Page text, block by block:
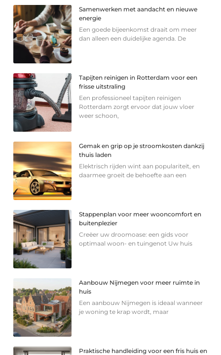
Samenwerken met aandacht en nieuwe
energie
Een goede bijeenkomst draait om meer
dan alleen een duidelijke agenda. De
Tapijten reinigen in Rotterdam voor een
frisse uitstraling
Een professioneel tapijten reinigen
Rotterdam zorgt ervoor dat jouw vloer
weer schoon,
Gemak en grip op je stroomkosten dankzij
thuis laden
Elektrisch rijden wint aan populariteit, en
daarmee groeit de behoefte aan een
Stappenplan voor meer wooncomfort en
buitenplezier
Creëer uw droomoase: een gids voor
optimaal woon- en tuingenot Uw huis
Aanbouw Nijmegen voor meer ruimte in
huis
Een aanbouw Nijmegen is ideaal wanneer
je woning te krap wordt, maar
Praktische handleiding voor een fris huis en